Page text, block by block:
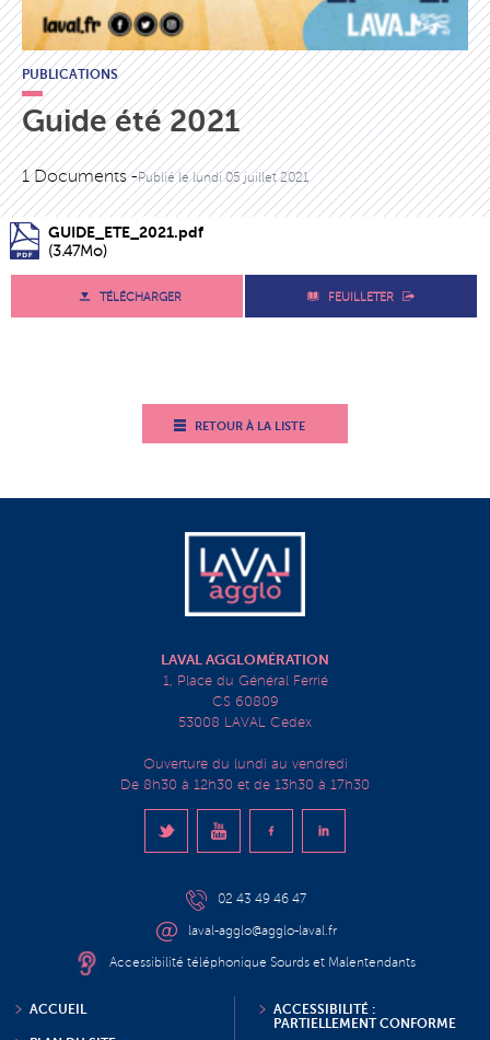
PUBLICATIONS
Guide été 2021
1 Documents -Publié lelundi 05 juillet 2021
GUIDE_ETE_2021.pdf
(3.47Mo)
TÉLÉCHARGER FEUILLETER
RETOUR À LA LISTE
LAVAL AGGLOMÉRATION
1, Place du Général Ferrié
CS 60809
53008 LAVAL Cedex
Ouverture du lundi au vendredi
De 8h30 à 12h30 et de 13h30 à 17h30
02 43 49 46 47
laval-agglo@agglo-laval.fr
Accessibilité téléphonique Sourds et Malentendants
ACCUEIL
ACCESSIBILITÉ :
PARTIELLEMENT CONFORME